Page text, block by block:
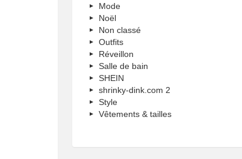
Mode
Noël
Non classé
Outfits
Réveillon
Salle de bain
SHEIN
shrinky-dink.com 2
Style
Vêtements & tailles